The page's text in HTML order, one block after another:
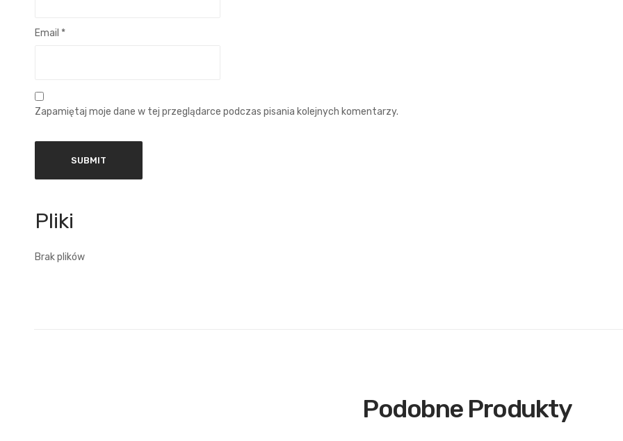
Email *
Zapamiętaj moje dane w tej przeglądarce podczas pisania kolejnych komentarzy.
Brak plików
Podobne Produkty